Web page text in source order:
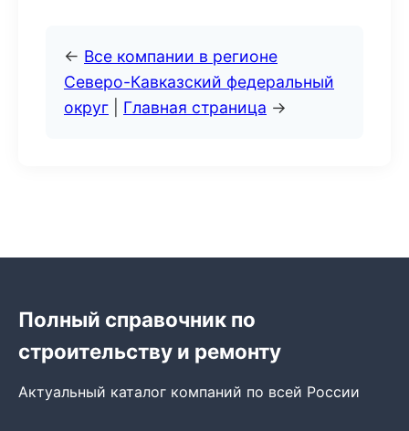
← Все компании в регионе
Северо-Кавказский федеральный
округ
Главная страница →
Полный справочник по
строительству и ремонту
Актуальный каталог компаний по всей России